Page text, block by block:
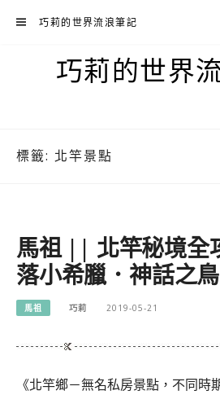
巧莉的世界流浪筆記
巧莉的世界
標籤: 北竿景點
馬祖 || 北竿秘境全
落小希臘．神話之
馬祖 巧莉 2019-05-21
《北竿鄉－無名私房景點，不同時